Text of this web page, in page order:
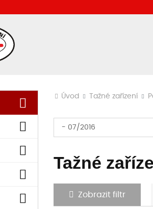
Úvod Tažné zařízení
- 07/2016
Tažné
Zobrazit filtr